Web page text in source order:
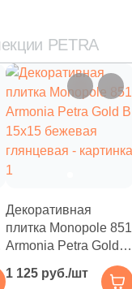
PETRA
Декоративная
плитка Monopole 851
Armonia Petra Gold B
глянцевая
1 125 руб./шт